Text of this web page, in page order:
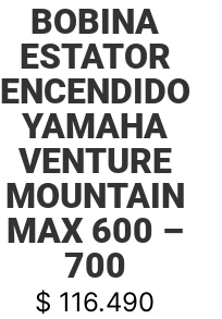
BOBINA
ESTATOR
ENCENDIDO
YAMAHA
VENTURE
MOUNTAIN
MAX 600 –
700
$ 116.490